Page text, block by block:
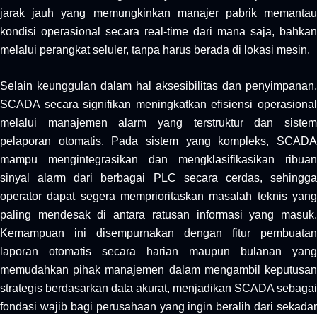
jarak jauh yang memungkinkan manajer pabrik memantau
kondisi operasional secara real-time dari mana saja, bahkan
melalui perangkat seluler, tanpa harus berada di lokasi mesin.
Selain keunggulan dalam hal aksesibilitas dan penyimpanan,
SCADA secara signifikan meningkatkan efisiensi operasional
melalui manajemen alarm yang terstruktur dan sistem
pelaporan otomatis. Pada sistem yang kompleks, SCADA
mampu mengintegrasikan dan mengklasifikasikan ribuan
sinyal alarm dari berbagai PLC secara cerdas, sehingga
operator dapat segera memprioritaskan masalah teknis yang
paling mendesak di antara ratusan informasi yang masuk.
Kemampuan ini disempurnakan dengan fitur pembuatan
laporan otomatis secara harian maupun bulanan yang
memudahkan pihak manajemen dalam mengambil keputusan
strategis berdasarkan data akurat, menjadikan SCADA sebagai
fondasi wajib bagi perusahaan yang ingin beralih dari sekadar